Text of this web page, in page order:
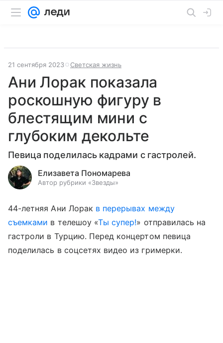
21 сентября 2023 Светская жизнь
Ани Лорак показала
роскошную фигуру в
блестящим мини с
глубоким декольте
Певица поделилась кадрами с гастролей.
Елизавета Пономарева
Автор рубрики «Звезды»
44-летняя Ани Лорак в перерывах между
съемками в телешоу «Ты супер!» отправилась на
гастроли в Турцию. Перед концертом певица
поделилась в соцсетях видео из гримерки.